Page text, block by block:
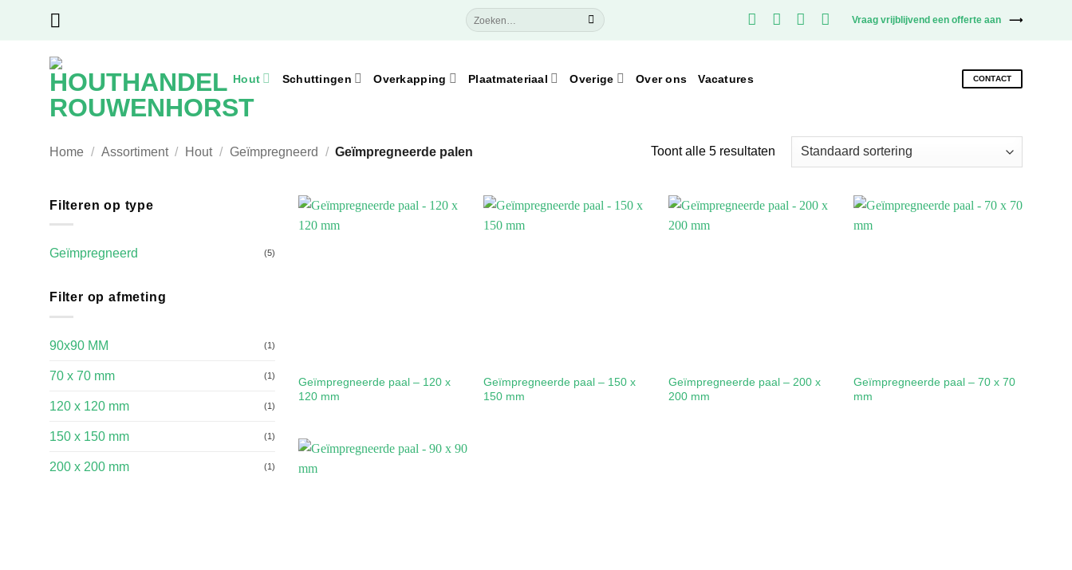
Zoeken
naar:
Vraag vrijblijvend een offerte aan
Hout Schuttingen Overkapping Plaatmateriaal Overige Over ons Vacatures CONTACT
Home / Assortiment / Hout / Geïmpregneerd / Geïmpregneerde palen Toont alle 5 resultaten
Filteren op type
Geïmpregneerd (5)
Filter op afmeting
90x90 MM (1)
70 x 70 mm (1)
120 x 120 mm (1)
150 x 150 mm (1)
200 x 200 mm (1)
Geïmpregneerde paal – 120 x
120 mm
Geïmpregneerde paal – 150 x
150 mm
Geïmpregneerde paal – 200 x
200 mm
Geïmpregneerde paal – 70 x 70
mm